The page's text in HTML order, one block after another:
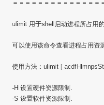
＝＝＝＝＝＝＝＝＝＝＝＝＝＝
ulimit 用于shell启动进程所占用的
可以使用该命令查看进程占用资
使用方法：ulimit [-
-H 设置硬件资源限制.
-S 设置软件资源限制.